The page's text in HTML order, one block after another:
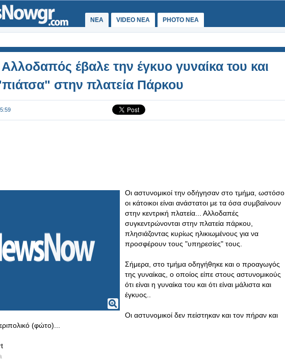
ΝΕΑ VIDEO NEA PHOTO NEA
έβαλε την έγκυο γυναίκα του και
στην πλατεία Πάρκου
Οι αστυνομικοί την οδήγησαν στο τμήμα, ωστόσο
οι κάτοικοι είναι ανάστατοι με τα όσα συμβαίνουν
στην κεντρική πλατεία... Αλλοδαπές
συγκεντρώνονται στην πλατεία πάρκου,
πλησιάζοντας κυρίως ηλικιωμένους για να
προσφέρουν τους "υπηρεσίες" τους.
Σήμερα, στο τμήμα οδηγήθηκε και ο προαγωγός
της γυναίκας, ο οποίος είπε στους αστυνομικούς
ότι είναι η γυναίκα του και ότι είναι μάλιστα και
έγκυος..
Οι αστυνομικοί δεν πείστηκαν και τον πήραν και
(φώτο)...